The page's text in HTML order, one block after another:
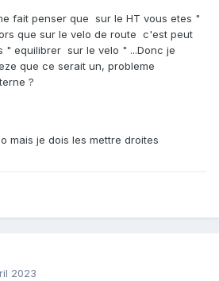
fait penser que sur le HT vous etes "
que sur le velo de route c'est peut
" equilibrer sur le velo " ...Donc je
que ce serait un, probleme
?
mais je dois les mettre droites
2023